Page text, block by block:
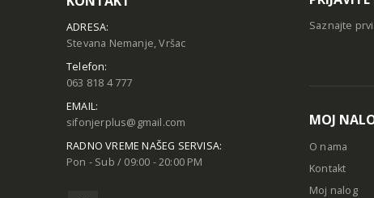
ADRESA:
Stevana Nemanje, Vršac
Telefon:
063 818 4 777
EMAIL:
sifonjerplus@gmail.com
RADNO VREME NAŠEG SERVISA:
Pon - Sub / 09:00 - 20:00 PM
Saznajte
MOJ
O nama
Kontakt
Moj nalog